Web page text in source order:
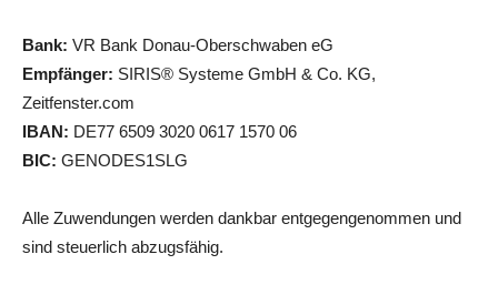
Bank: VR Bank Donau-Oberschwaben eG
Empfänger: SIRIS® Systeme GmbH & Co. KG,
Zeitfenster.com
IBAN: DE77 6509 3020 0617 1570 06
BIC: GENODES1SLG
Alle Zuwendungen werden dankbar entgegengenommen und
sind steuerlich abzugsfähig.